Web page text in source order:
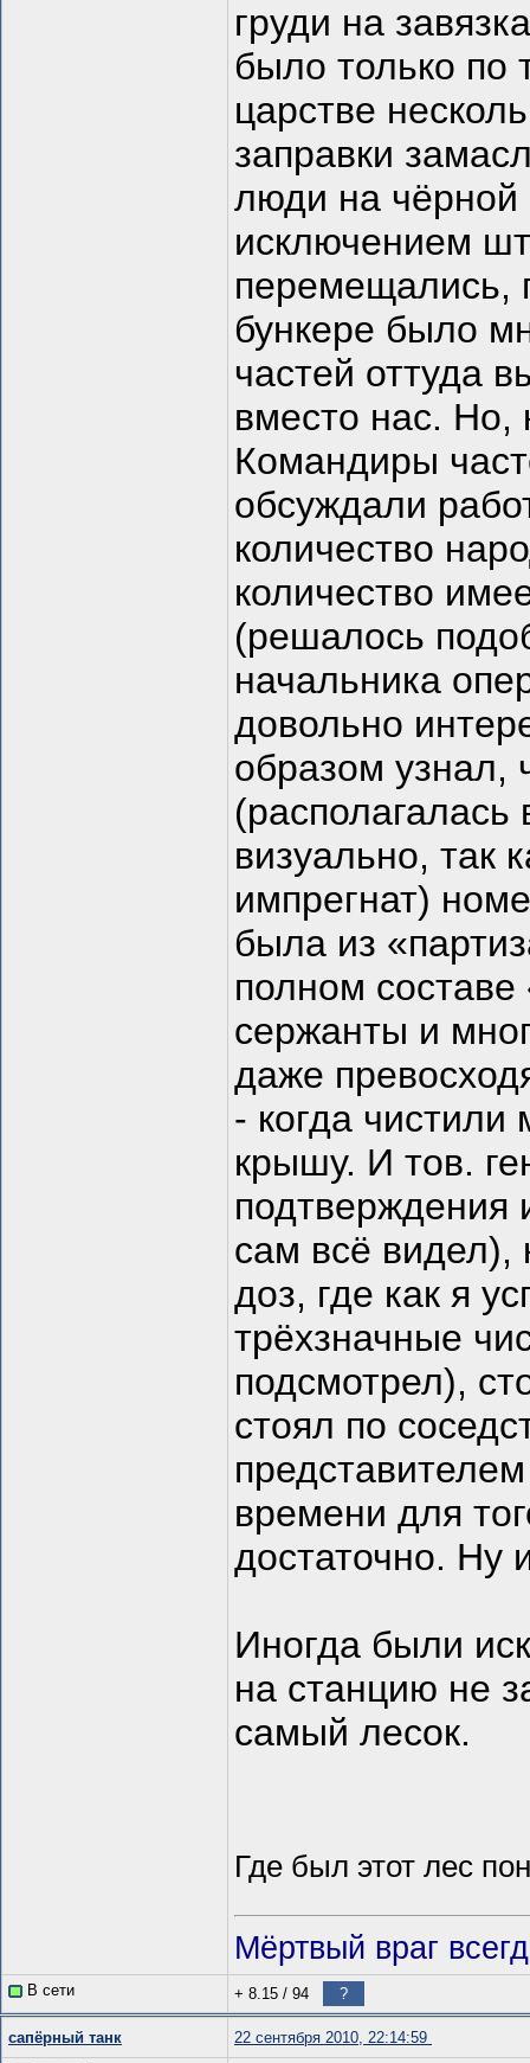
груди на
было только по
царстве
заправки
люди на чёрной
исключением
перемещались,
бункере было
частей оттуда
вместо нас. Но,
Командиры
обсуждали
количество
количество
(решалось
начальника
довольно
образом узнал,
визуально, так
импрегнат)
была из
полном
сержанты и
даже
- когда чистили
крышу. И тов.
подтверждения
сам всё видел),
доз, где как я
трёхзначные
подсмотрел),
стоял по
времени для
достаточно. Ну
Иногда были
на станцию не
самый лесок.
Где был этот лес
Мёртвый враг
В сети + 8.15 / 94 ?
сапёрный танк 22 сентября 2010, 22:14:59